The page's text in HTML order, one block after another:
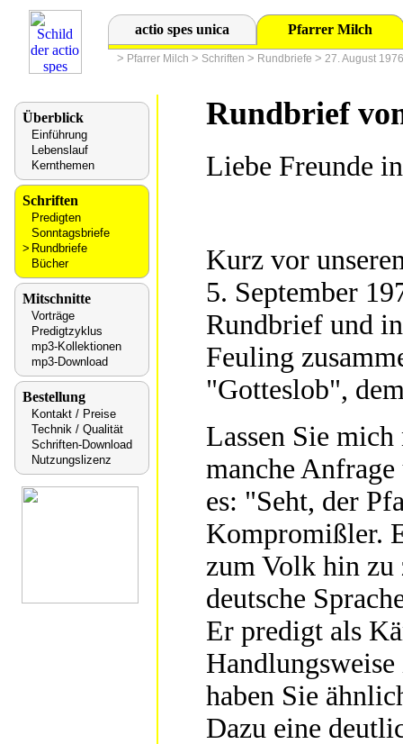
actio spes unica Pfarrer Milch
> Pfarrer Milch > Schriften > Rundbriefe > 27. August 1976
Überblick
Einführung
Lebenslauf
Kernthemen
Schriften
Predigten
Sonntagsbriefe
Rundbriefe
Bücher
Mitschnitte
Vorträge
Predigtzyklus
mp3-Kollektionen
mp3-Download
Bestellung
Kontakt / Preise
Technik / Qualität
Schriften-Download
Nutzungslizenz
Rundbrief
Liebe Freunde
Kurz vor
5. September
Rundbrief und
Feuling
"Gotteslob",
Lassen Sie
manche
es: "Seht, der
Kompromißler.
zum Volk hin zu
deutsche
Er predigt als
haben Sie
Dazu eine